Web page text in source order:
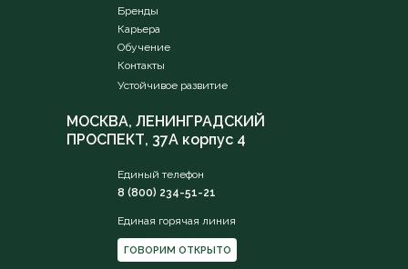
Устойчивое развитие
Бренды
Единый телефон
8 (800) 234-51-21
Обучение
Карьера
Контакты
МОСКВА, ЛЕНИНГРАДСКИЙ
ПРОСПЕКТ, 37А корпус 4
ГОВОРИМ ОТКРЫТО
Единая горячая линия